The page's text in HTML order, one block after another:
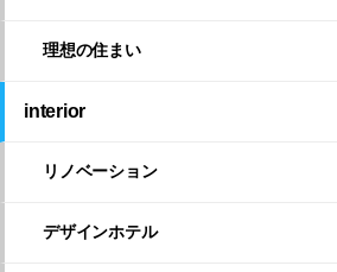
理想の住まい
interior
リノベーション
デザインホテル